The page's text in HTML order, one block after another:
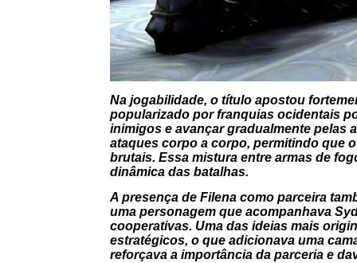
Na jogabilidade, o título apostou
popularizado por franquias ocidentais
inimigos e avançar gradualmente pelas
ataques corpo a corpo, permitindo que
brutais. Essa mistura entre armas de
dinâmica das batalhas.
A presença de Filena como parceira
uma personagem que acompanhava
cooperativas. Uma das ideias mais
estratégicos, o que adicionava uma
reforçava a importância da parceria e